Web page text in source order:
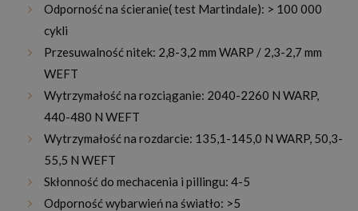
Odporność na ścieranie( test Martindale): > 100 000
cykli
Przesuwalność nitek: 2,8-3,2 mm WARP / 2,3-2,7 mm
WEFT
Wytrzymałość na rozciąganie: 2040-2260 N WARP,
440-480 N WEFT
Wytrzymałość na rozdarcie: 135,1-145,0 N WARP, 50,3-
55,5 N WEFT
Skłonność do mechacenia i pillingu: 4-5
Odporność wybarwień na światło: >5